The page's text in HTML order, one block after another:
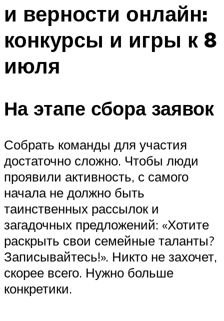
Меню
и верности онлайн:
конкурсы и игры к 8
июля
На этапе сбора заявок
Собрать команды для участия
достаточно сложно. Чтобы люди
проявили активность, с самого
начала не должно быть
таинственных рассылок и
загадочных предложений: «Хотите
раскрыть свои семейные таланты?
Записывайтесь!». Никто не захочет,
скорее всего. Нужно больше
конкретики.